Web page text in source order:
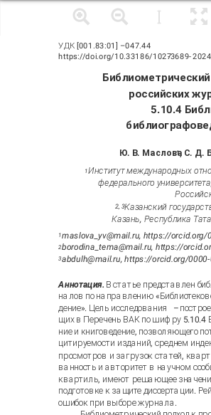
УДК [001.83:01] –047.44
https://doi.org/10.33186/1027
-3689-2024
российских
5.10.4
Ю. В. Маслова
1, С. Д.
1Институт международных
федерального
2, 3Казанский
Казань, Республика
1maslova_yv@mail.ru, https://orcid.org/
2borodina_tema@mail.ru, https://
3abdulh@mail.ru, https://orcid.org/
Аннотация. В статье представлен
налов по направлению
дение». Цель исследования –
щих в Перечень ВАК по шифру 5.10.4
ние и книговедение, позволяющего
цитируемости изданий, среднем
просмотров и загрузок статей,
ванность и авторитет в научном
квартиль, имеют решающее
подготовке к защите диссертации.
ошибок при выборе журнала.